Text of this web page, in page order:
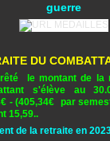
guerre
DU
le montant de la
s'élève au
€ - (405,34€ par
15,59..
de la retraite en